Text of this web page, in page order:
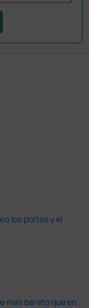
los portes y el
mas barato que en